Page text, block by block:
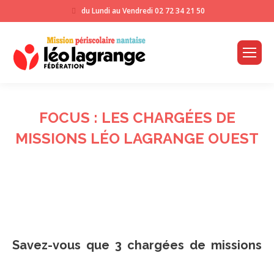
du Lundi au Vendredi 02 72 34 21 50
FOCUS : LES CHARGÉES DE
MISSIONS LÉO LAGRANGE OUEST
Savez-vous que 3 chargées de missions